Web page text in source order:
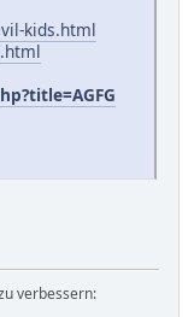
kids.html
verbessern: